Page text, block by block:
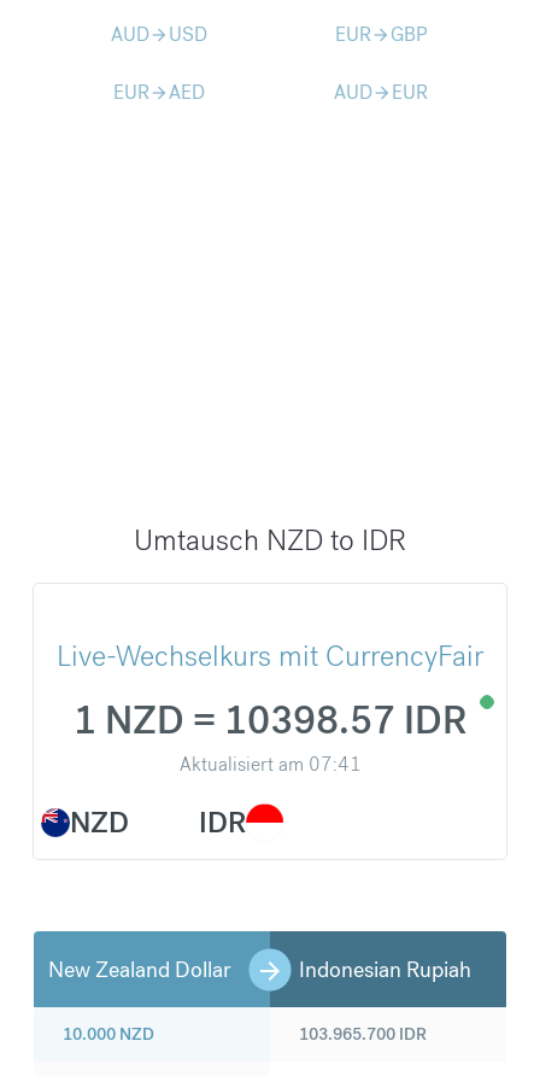
AUDarrow_forward USD EURarrow_forward GBP
EURarrow_forwardAED AUDarrow_forward EUR
Umtausch NZD to IDR
Live-Wechselkurs mit CurrencyFair
NZD
1 NZD = 10398.57 IDR
Aktualisiert am 07:41
IDR
New Zealand Dollar Indonesian Rupiah
10.000 NZD 103.965.700 IDR